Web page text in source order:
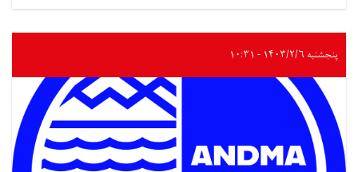
پنجشنبه ۱۴۰۳/۲/۶ - ۱۰:۳۱